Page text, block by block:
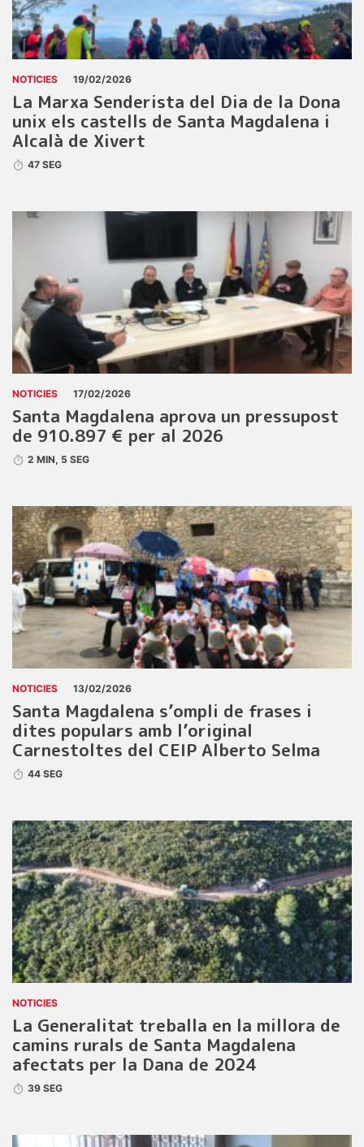
NOTICIES 19/02/2026
La Marxa Senderista del Dia de la Dona
unix els castells de Santa Magdalena i
Alcalà de Xivert
47 SEG
NOTICIES 17/02/2026
Santa Magdalena aprova un pressupost
de 910.897 € per al 2026
2 MIN, 5 SEG
NOTICIES 13/02/2026
Santa Magdalena s’ompli de frases i
dites populars amb l’original
Carnestoltes del CEIP Alberto Selma
44 SEG
NOTICIES
La Generalitat treballa en la millora de
camins rurals de Santa Magdalena
afectats per la Dana de 2024
39 SEG